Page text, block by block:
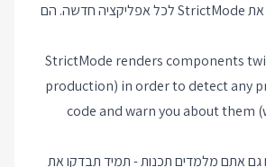
הוסיפו כברירת מחדל את StrictMode לכל אפליקציה חדשה. הם
StrictMode renders components
production) in order to detect any
code and warn you about them
אתם מלמדים תכנות - תמיד תבדקו את